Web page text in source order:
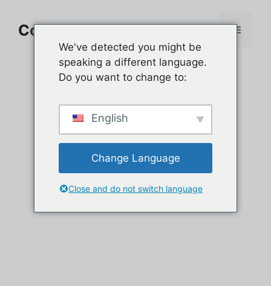
contenuComment jouer sur PC Menu
We've detected you might be
speaking a different language.
Do you want to change to:
English
Change Language
Close and do not switch language